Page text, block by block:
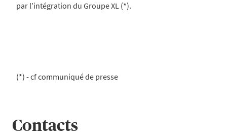
par l’intégration du Groupe XL (*).
(*) - cf communiqué de presse
Contacts